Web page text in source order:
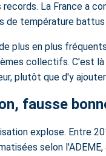
La France a
de température
plus en plus
collectifs. C'est
plutôt que d'y
fausse
explose. Entre
selon